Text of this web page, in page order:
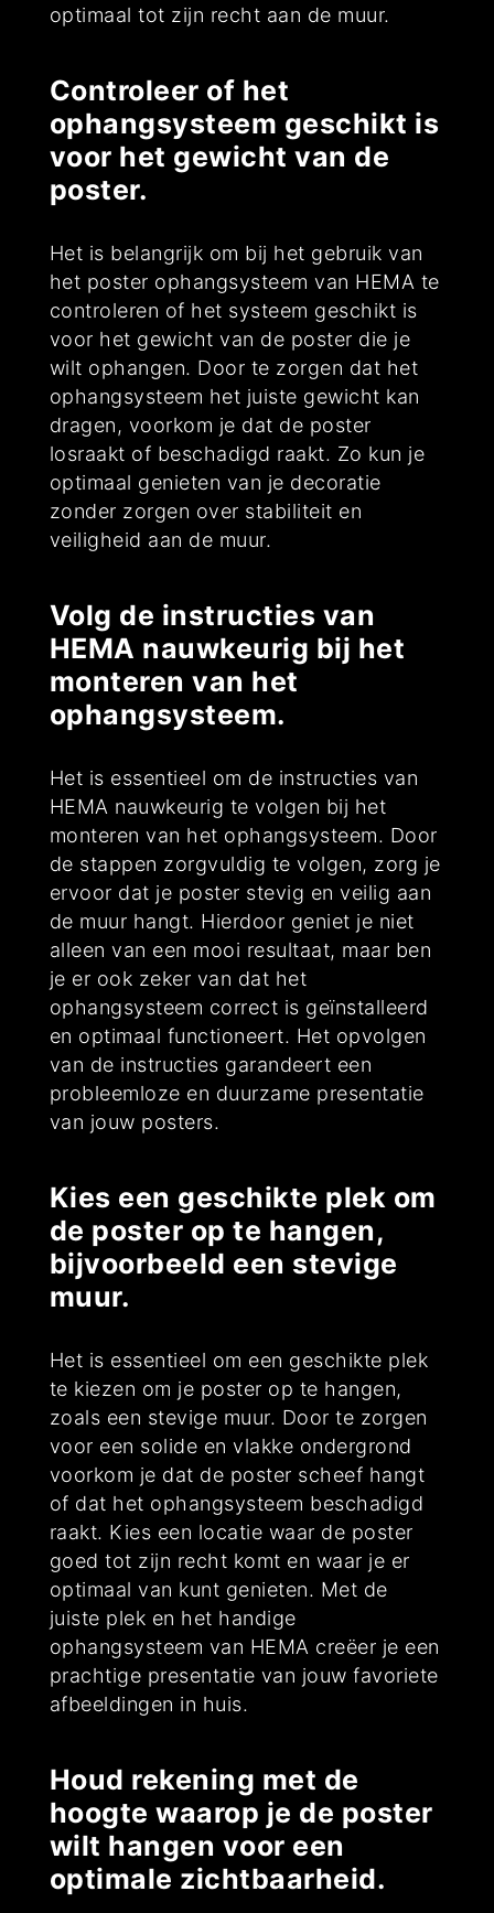
optimaal tot zijn recht aan de muur.
Controleer of het
ophangsysteem geschikt is
voor het gewicht van de
poster.
Het is belangrijk om bij het gebruik van
het poster ophangsysteem van HEMA te
controleren of het systeem geschikt is
voor het gewicht van de poster die je
wilt ophangen. Door te zorgen dat het
ophangsysteem het juiste gewicht kan
dragen, voorkom je dat de poster
losraakt of beschadigd raakt. Zo kun je
optimaal genieten van je decoratie
zonder zorgen over stabiliteit en
veiligheid aan de muur.
Volg de instructies van
HEMA nauwkeurig bij het
monteren van het
ophangsysteem.
Het is essentieel om de instructies van
HEMA nauwkeurig te volgen bij het
monteren van het ophangsysteem. Door
de stappen zorgvuldig te volgen, zorg je
ervoor dat je poster stevig en veilig aan
de muur hangt. Hierdoor geniet je niet
alleen van een mooi resultaat, maar ben
je er ook zeker van dat het
ophangsysteem correct is geïnstalleerd
en optimaal functioneert. Het opvolgen
van de instructies garandeert een
probleemloze en duurzame presentatie
van jouw posters.
Kies een geschikte plek om
de poster op te hangen,
bijvoorbeeld een stevige
muur.
Het is essentieel om een geschikte plek
te kiezen om je poster op te hangen,
zoals een stevige muur. Door te zorgen
voor een solide en vlakke ondergrond
voorkom je dat de poster scheef hangt
of dat het ophangsysteem beschadigd
raakt. Kies een locatie waar de poster
goed tot zijn recht komt en waar je er
optimaal van kunt genieten. Met de
juiste plek en het handige
ophangsysteem van HEMA creëer je een
prachtige presentatie van jouw favoriete
afbeeldingen in huis.
Houd rekening met de
hoogte waarop je de poster
wilt hangen voor een
optimale zichtbaarheid.